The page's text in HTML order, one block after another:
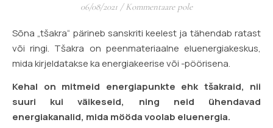
06/08/2021 / Kommentaare pole
Sõna „tšakra“ pärineb sanskriti keelest ja tähendab ratast
või ringi. Tšakra on peenmateriaalne eluenergiakeskus,
mida kirjeldatakse ka energiakeerise või -pöörisena.
Kehal on mitmeid energiapunkte ehk tšakraid, nii
suuri kui väikeseid, ning neid ühendavad
energiakanalid, mida mööda voolab eluenergia.